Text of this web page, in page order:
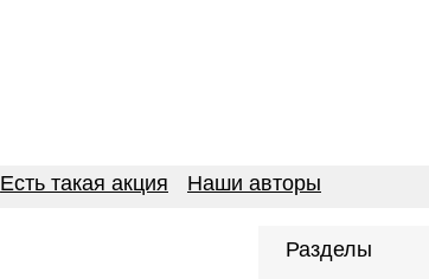
Есть такая акция Наши авторы
Разделы